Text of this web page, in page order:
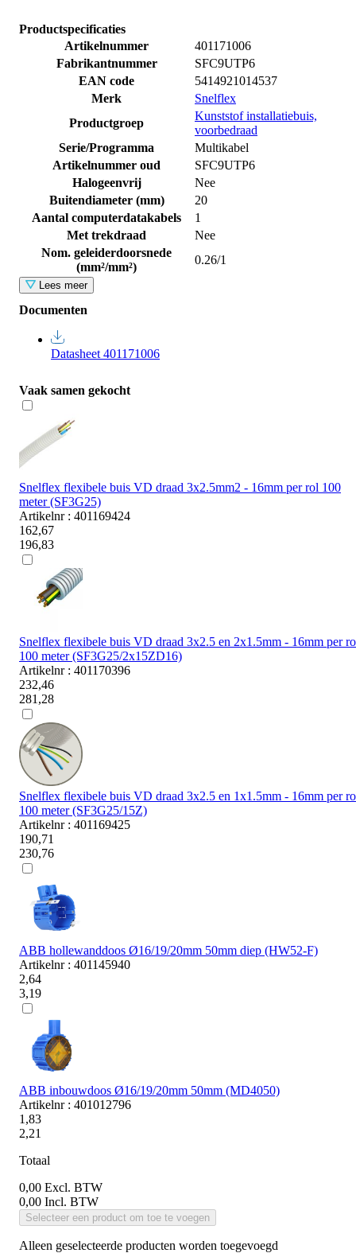
Productspecificaties
Artikelnummer
401171006
Fabrikantnummer
SFC9UTP6
EAN code
5414921014537
Merk
Snelflex
Productgroep
Kunststof installatiebuis,
voorbedraad
Serie/Programma
Multikabel
Artikelnummer oud
SFC9UTP6
Halogeenvrij
Nee
Buitendiameter (mm)
20
Aantal computerdatakabels
1
Met trekdraad
Nee
Nom. geleiderdoorsnede
(mm²/mm²)
0.26/1
Lees meer
Documenten
Datasheet 401171006
Vaak samen gekocht
Snelflex flexibele buis VD draad 3x2.5mm2 - 16mm per rol 100
meter (SF3G25)
Artikelnr : 401169424
162,67
196,83
Snelflex flexibele buis VD draad 3x2.5 en 2x1.5mm - 16mm per
100 meter (SF3G25/2x15ZD16)
Artikelnr : 401170396
232,46
281,28
Snelflex flexibele buis VD draad 3x2.5 en 1x1.5mm - 16mm per
100 meter (SF3G25/15Z)
Artikelnr : 401169425
190,71
230,76
ABB hollewanddoos Ø16/19/20mm 50mm diep (HW52-F)
Artikelnr : 401145940
2,64
3,19
ABB inbouwdoos Ø16/19/20mm 50mm (MD4050)
Artikelnr : 401012796
1,83
2,21
Totaal
0,00 Excl. BTW
0,00 Incl. BTW
Selecteer een product om toe te voegen
Alleen geselecteerde producten worden toegevoegd